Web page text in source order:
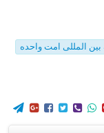
بین المللی امت واحده
     